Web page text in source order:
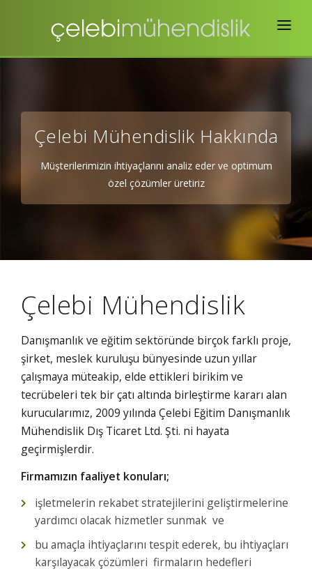
Ana Sayfa
İhracat
Belgelendirme
İstihdam
Çelebi Mühendislik Hakkında
Müşterilerimizin ihtiyaçlarını analiz eder ve optimum
özel çözümler üretiriz
Çelebi Mühendislik
Danışmanlık ve eğitim sektöründe birçok farklı proje,
şirket, meslek kuruluşu bünyesinde uzun yıllar
çalışmaya müteakip, elde ettikleri birikim ve
tecrübeleri tek bir çatı altında birleştirme kararı alan
kurucularımız, 2009 yılında Çelebi Eğitim Danışmanlık
Mühendislik Dış Ticaret Ltd. Şti. ni hayata
geçirmişlerdir.
Firmamızın faaliyet konuları;
işletmelerin rekabet stratejilerini geliştirmelerine
yardımcı olacak hizmetler sunmak ve
bu amaçla ihtiyaçlarını tespit ederek, bu ihtiyaçları
karşılayacak çözümleri firmaların hedefleri